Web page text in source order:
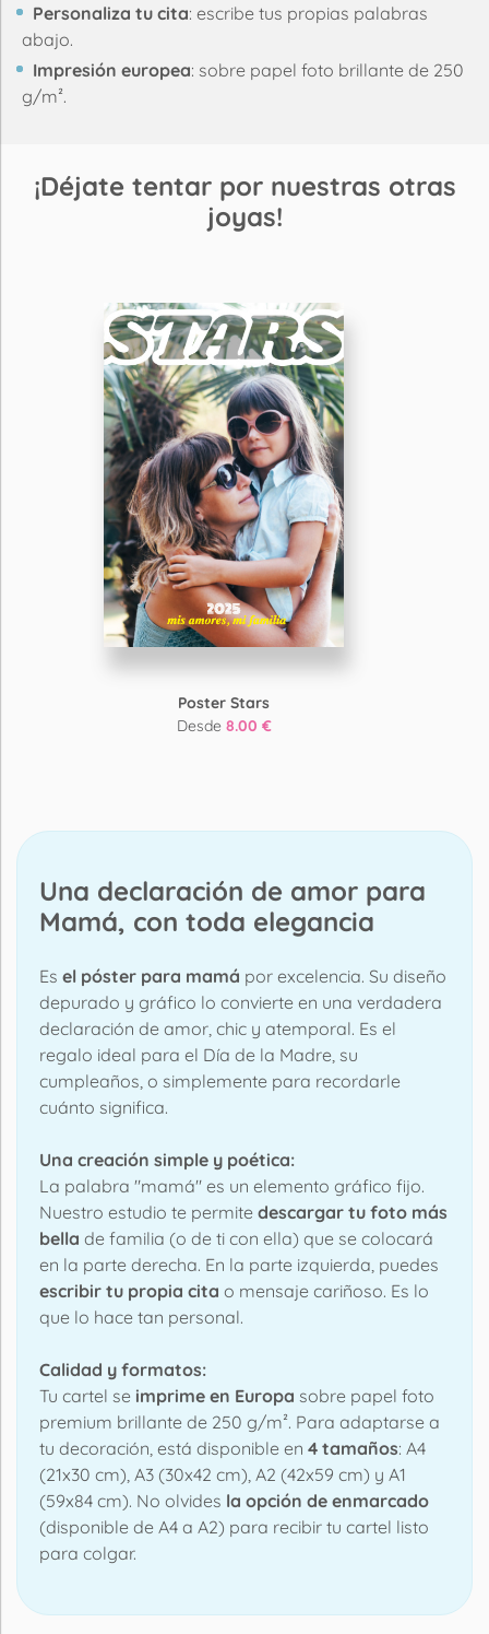
Personaliza tu cita: escribe tus propias palabras
abajo.
Impresión europea: sobre papel foto brillante de 250
g/m².
¡Déjate tentar por nuestras otras
joyas!
Poster Stars
Desde 8.00 €
Una declaración de amor para
Mamá, con toda elegancia
Es el póster para mamá por excelencia. Su diseño
depurado y gráfico lo convierte en una verdadera
declaración de amor, chic y atemporal. Es el
regalo ideal para el Día de la Madre, su
cumpleaños, o simplemente para recordarle
cuánto significa.
Una creación simple y poética:
La palabra "mamá" es un elemento gráfico fijo.
Nuestro estudio te permite descargar tu foto más
bella de familia (o de ti con ella) que se colocará
en la parte derecha. En la parte izquierda, puedes
escribir tu propia cita o mensaje cariñoso. Es lo
que lo hace tan personal.
Calidad y formatos:
Tu cartel se imprime en Europa sobre papel foto
premium brillante de 250 g/m². Para adaptarse a
tu decoración, está disponible en 4 tamaños: A4
(21x30 cm), A3 (30x42 cm), A2 (42x59 cm) y A1
(59x84 cm). No olvides la opción de enmarcado
(disponible de A4 a A2) para recibir tu cartel listo
para colgar.